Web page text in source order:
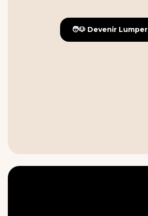
🧑🐶 Devenir Lumper
🧑🐶 Devenir Lumper